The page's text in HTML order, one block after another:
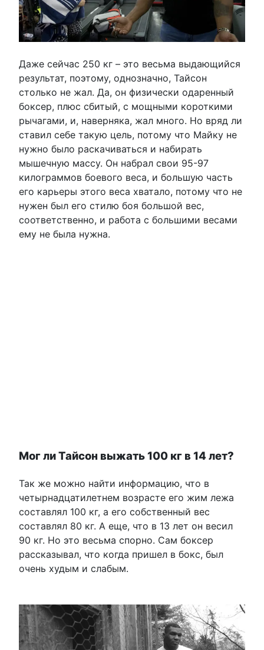
Даже сейчас 250 кг – это весьма выдающийся
результат, поэтому, однозначно, Тайсон
столько не жал. Да, он физически одаренный
боксер, плюс сбитый, с мощными короткими
рычагами, и, наверняка, жал много. Но вряд ли
ставил себе такую цель, потому что Майку не
нужно было раскачиваться и набирать
мышечную массу. Он набрал свои 95-97
килограммов боевого веса, и большую часть
его карьеры этого веса хватало, потому что не
нужен был его стилю боя большой вес,
соответственно, и работа с большими весами
ему не была нужна.
Мог ли Тайсон выжать 100 кг в 14 лет?
Так же можно найти информацию, что в
четырнадцатилетнем возрасте его жим лежа
составлял 100 кг, а его собственный вес
составлял 80 кг. А еще, что в 13 лет он весил
90 кг. Но это весьма спорно. Сам боксер
рассказывал, что когда пришел в бокс, был
очень худым и слабым.